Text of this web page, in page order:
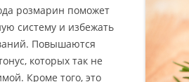
розмарин поможет
систему и избежать
Повышаются
которых так не
Кроме того, это